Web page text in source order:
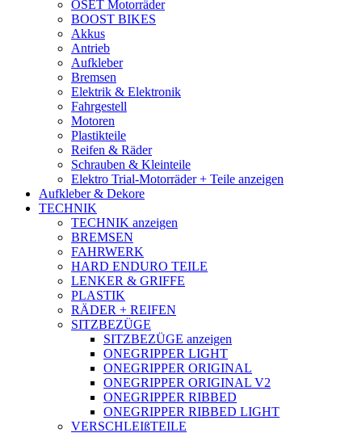
OSET Motorräder
BOOST BIKES
Akkus
Antrieb
Aufkleber
Bremsen
Elektrik & Elektronik
Fahrgestell
Motoren
Plastikteile
Reifen & Räder
Schrauben & Kleinteile
Elektro Trial-Motorräder + Teile anzeigen
Aufkleber & Dekore
TECHNIK
TECHNIK anzeigen
BREMSEN
FAHRWERK
HARD ENDURO TEILE
LENKER & GRIFFE
PLASTIK
RÄDER + REIFEN
SITZBEZÜGE
SITZBEZÜGE anzeigen
ONEGRIPPER LIGHT
ONEGRIPPER ORIGINAL
ONEGRIPPER ORIGINAL V2
ONEGRIPPER RIBBED
ONEGRIPPER RIBBED LIGHT
VERSCHLEIßTEILE